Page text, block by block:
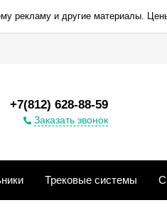
рекламу и другие материалы.
+7(812) 628-88-59
Заказать звонок
Трековые системы